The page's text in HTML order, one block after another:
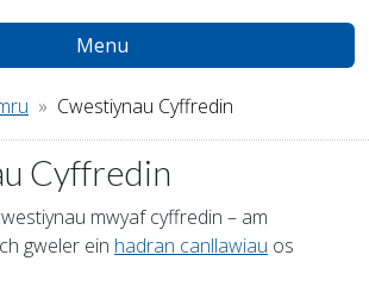
Menu
Cwestiynau Cyffredin
Cyffredin
mwyaf cyffredin – am
gweler ein hadran canllawiau os